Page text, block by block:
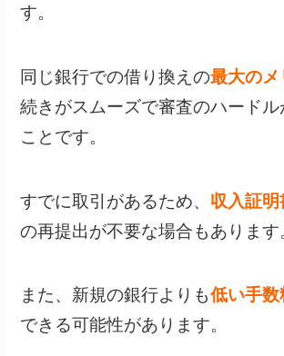
す。
同じ銀行での借り換えの最大のメ
続きがスムーズで審査のハード
ことです。
すでに取引があるため、 収入証
の再提出が不要な場合もあります
また、新規の銀行よりも低い手数
できる可能性があります。